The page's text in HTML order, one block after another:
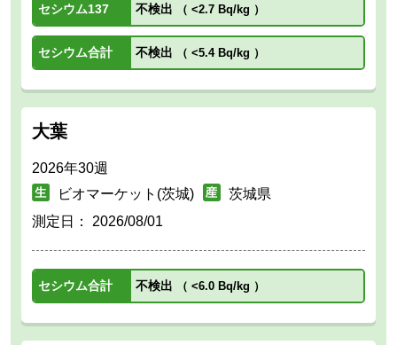
セシウム137 不検出 （ <2.7 Bq/kg ）
セシウム合計 不検出 （ <5.4 Bq/kg ）
大葉
2026年30週
ビオマーケット(茨城)
茨城県
測定日： 2026/08/01
セシウム合計 不検出 （ <6.0 Bq/kg ）